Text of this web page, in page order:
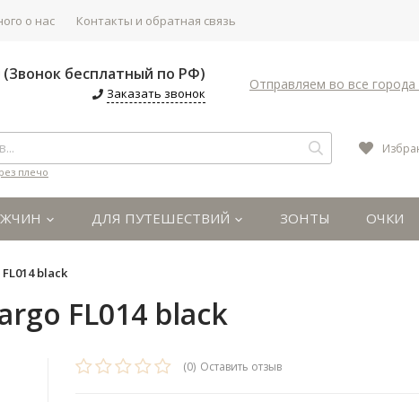
о нас Контакты и обратная связь
(Звонок бесплатный по РФ)
Заказать звонок
Отправляем во все города
плечо
ДЛЯ ПУТЕШЕСТВИЙ ЗОНТЫ ОЧКИ
black
FL014 black
(0) Оставить отзыв